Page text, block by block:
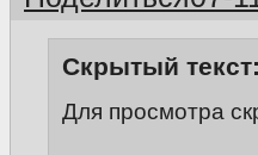
Скрытый
Для просмотра